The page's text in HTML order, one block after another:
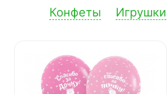
Конфеты Игрушки